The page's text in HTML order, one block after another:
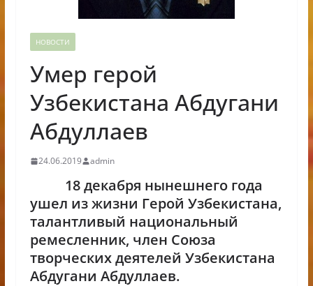
НОВОСТИ
Умер герой
Узбекистана Абдугани
Абдуллаев
24.06.2019 admin
18 декабря нынешнего года
ушел из жизни Герой Узбекистана,
талантливый национальный
ремесленник, член Союза
творческих деятелей Узбекистана
Абдугани Абдуллаев.